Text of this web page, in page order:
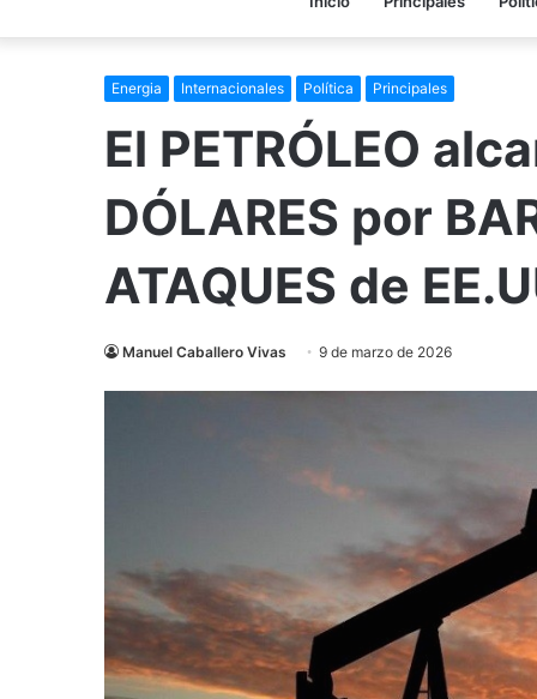
Energia Internacionales Política Principales
El PETRÓLEO
DÓLARES por
ATAQUES de
Manuel Caballero Vivas 9 de marzo de 2026